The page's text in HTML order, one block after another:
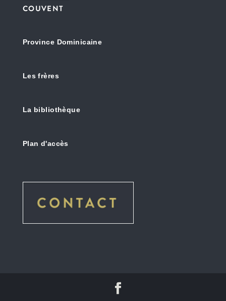
COUVENT
Province Dominicaine
Les frères
La bibliothèque
Plan d'accès